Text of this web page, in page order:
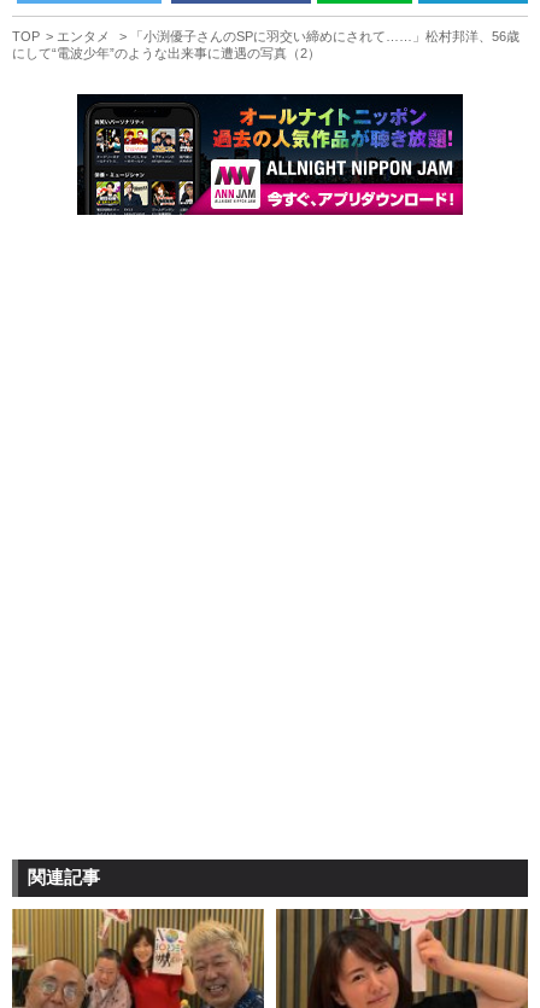
TOP エンタメ
「小渕優子さんのSPに羽交い締めにされて……」松村邦洋、56歳
にして“電波少年”のような出来事に遭遇の写真（2）
関連記事